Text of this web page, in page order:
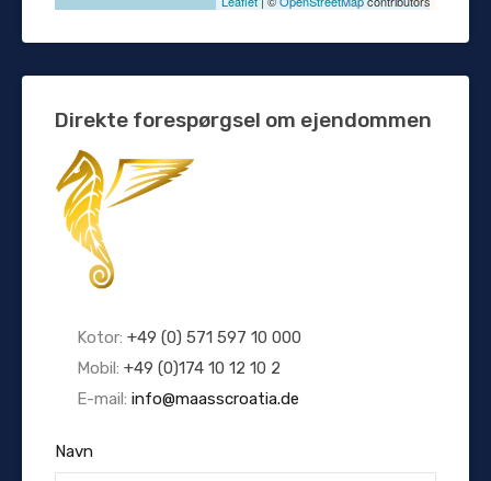
Direkte forespørgsel om ejendommen
Kotor: +49 (0) 571 597 10 000
Mobil: +49 (0)174 10 12 10 2
E-mail: info@maasscroatia.de
Navn